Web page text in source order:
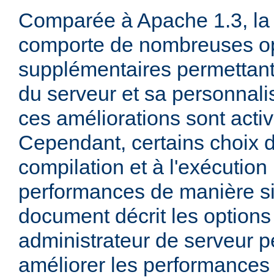
Comparée à Apache 1.3,
comporte de nombreuses
supplémentaires
du serveur et sa
ces améliorations sont
Cependant, certains choix
compilation et à
performances de manière
document décrit les
administrateur de serveur
améliorer les